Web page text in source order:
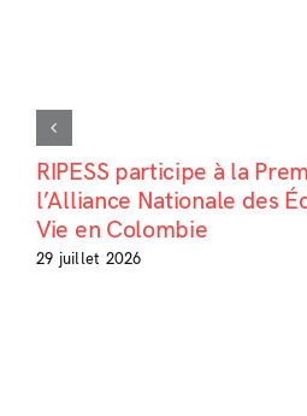
RIPESS participe à la
l’Alliance Nationale des
Vie en Colombie
29 juillet 2026